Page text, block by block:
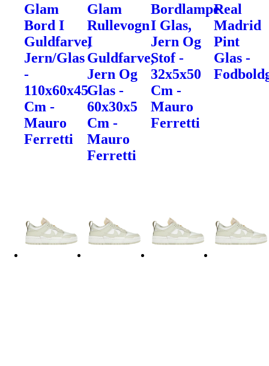
Glam
Bord I
Guldfarve,
Jern/Glas
-
110x60x45
Cm -
Mauro
Ferretti
Glam
Rullevogn
I
Guldfarve,
Jern Og
Glas -
60x30x5
Cm -
Mauro
Ferretti
Bordlampe
I Glas,
Jern Og
Stof -
32x5x50
Cm -
Mauro
Ferretti
Real
Madrid
Pint
Glas -